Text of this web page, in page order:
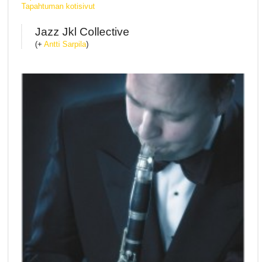
Tapahtuman kotisivut
Jazz Jkl Collective
(+ Antti Sarpila)